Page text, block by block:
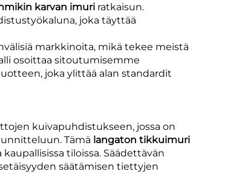
karvan imuri ratkaisun.
joka täyttää
markkinoita, mikä tekee meistä
osoittaa sitoutumisemme
joka ylittää alan standardit
kuivapuhdistukseen, jossa on
Tämä langaton tikkuimuri
tiloissa. Säädettävän
säätämisen tiettyjen